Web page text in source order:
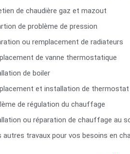
de chaudière gaz et mazout
de problème de pression
ou remplacement de radiateurs
de vanne thermostatique
de boiler
et installation de thermostat
de régulation du chauffage
ou réparation de chauffage au
autres travaux pour vos besoins en